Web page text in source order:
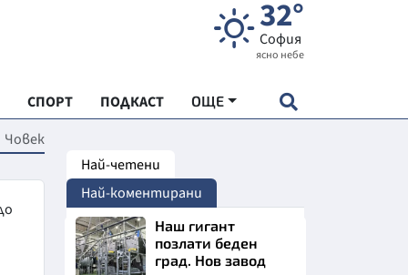
32°
София
ясно небе
СПОРТ ПОДКАСТ ОЩЕ
"ЧУДЕСАТА НА БЪЛГАРИЯ"
Човек
Най-четени
Най-коментирани
Наш гигант
позлати беден
град. Нов завод